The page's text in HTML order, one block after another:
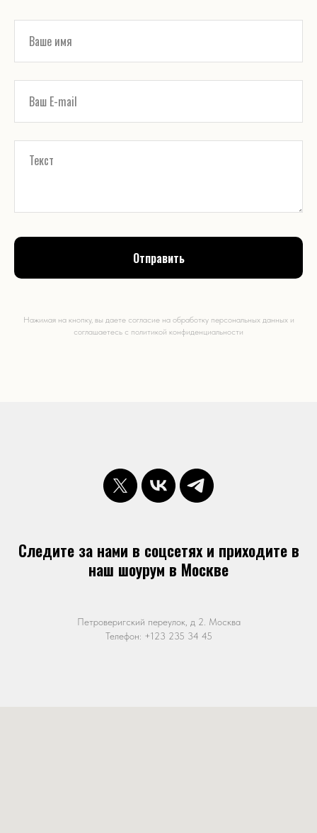
Отправить
Нажимая на кнопку, вы даете согласие на обработку персональных данных и
соглашаетесь c политикой конфиденциальности
Следите за нами в соцсетях и приходите в
наш шоурум в Москве
Петроверигский переулок, д 2. Москва
Телефон: +123 235 34 45